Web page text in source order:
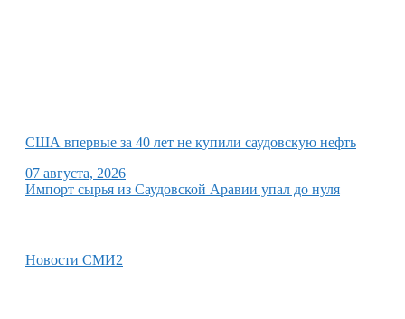
США впервые за 40 лет не купили саудовскую нефть
07 августа, 2026
Импорт сырья из Саудовской Аравии упал до нуля
Новости СМИ2